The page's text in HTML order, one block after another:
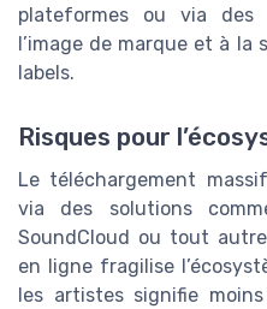
plateformes ou via des
l’image de marque et à
labels.
Risques pour
Le téléchargement
via des solutions
SoundCloud ou tout
en ligne fragilise
les artistes signifie